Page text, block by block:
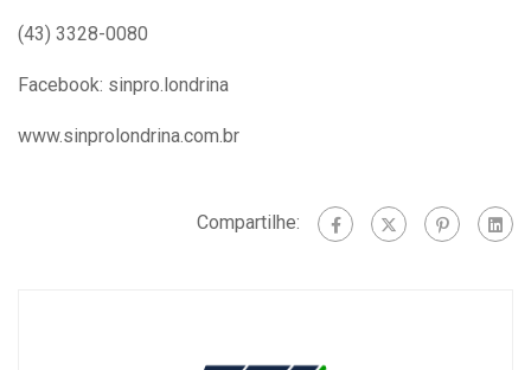
(43) 3328-0080
Facebook: sinpro.londrina
www.sinprolondrina.com.br
Compartilhe: